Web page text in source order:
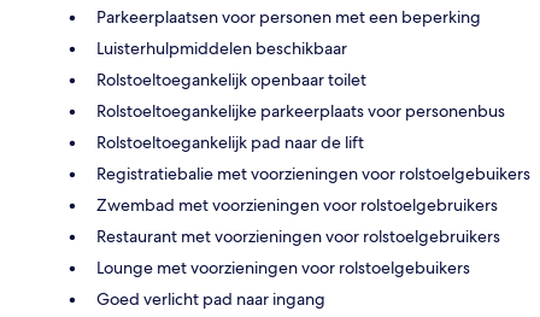
Parkeerplaatsen voor personen met een beperking
Luisterhulpmiddelen beschikbaar
Rolstoeltoegankelijk openbaar toilet
Rolstoeltoegankelijke parkeerplaats voor personenbus
Rolstoeltoegankelijk pad naar de lift
Registratiebalie met voorzieningen voor rolstoelgebuikers
Zwembad met voorzieningen voor rolstoelgebruikers
Restaurant met voorzieningen voor rolstoelgebruikers
Lounge met voorzieningen voor rolstoelgebuikers
Goed verlicht pad naar ingang